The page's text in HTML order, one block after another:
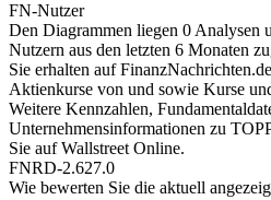
FN-Nutzer
Den Diagrammen liegen 0 Analysen
Nutzern aus den letzten 6 Monaten
Sie erhalten auf
Aktienkurse von und sowie Kurse
Weitere Kennzahlen,
Unternehmensinformationen zu
Sie aufWallstreet Online.
FNRD-2.627.0
Wie bewerten Sie die aktuell